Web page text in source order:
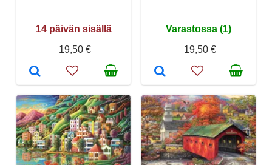
14 päivän sisällä
19,50 €
Varastossa (1)
19,50 €